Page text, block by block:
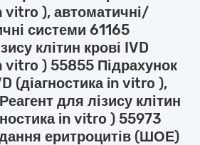
vitro ), автоматичні/
системи 61165
клітин крові IVD
vitro ) 55855 Підрахунок
(діагностика in vitro ),
для лізису клітин
in vitro ) 55973
еритроцитів (ШОЕ)